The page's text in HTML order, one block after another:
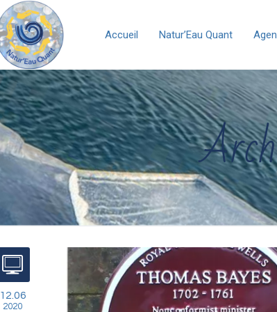
Accueil Natur’Eau Quant
12.06
2020